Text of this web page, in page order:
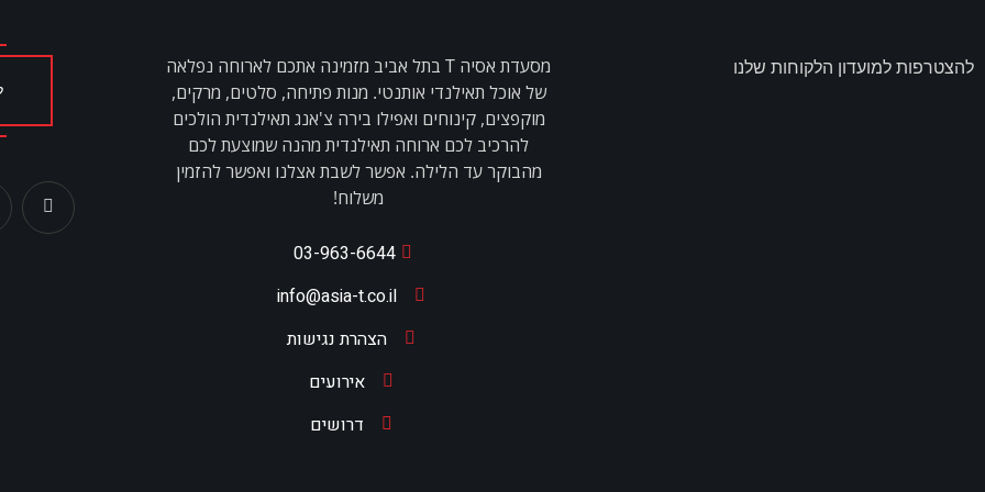
להצטרפות למועדון הלקוחות שלנו
מסעדת אסיה T בתל אביב מזמינה אתכם לארוחה נפלאה
של אוכל תאילנדי אותנטי. מנות פתיחה, סלטים, מרקים,
מוקפצים, קינוחים ואפילו בירה צ'אנג תאילנדית הולכים
להרכיב לכם ארוחה תאילנדית מהנה שמוצעת לכם
מהבוקר עד הלילה. אפשר לשבת אצלנו ואפשר להזמין
משלוח!
03-963-6644
info@asia-t.co.il
הצהרת נגישות
אירועים
דרושים